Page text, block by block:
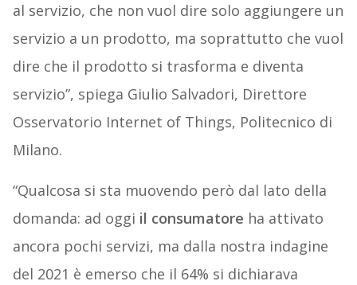
al servizio, che non vuol dire solo aggiungere un
servizio a un prodotto, ma soprattutto che vuol
dire che il prodotto si trasforma e diventa
servizio”, spiega Giulio Salvadori, Direttore
Osservatorio Internet of Things, Politecnico di
Milano.
“Qualcosa si sta muovendo però dal lato della
domanda: ad oggi il consumatore ha attivato
ancora pochi servizi, ma dalla nostra indagine
del 2021 è emerso che il 64% si dichiarava